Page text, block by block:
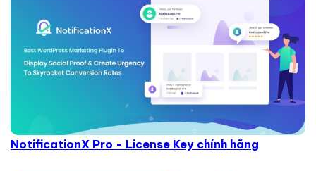
NotificationX Pro - License Key chính hãng